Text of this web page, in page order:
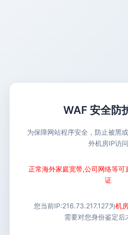
WAF 安全防
为保障网站程序安全，防止被黑
外机房IP访问
正常海外家庭宽带,公司网络等可
证
您当前IP:216.73.217.127为机
需要对您身份鉴定后